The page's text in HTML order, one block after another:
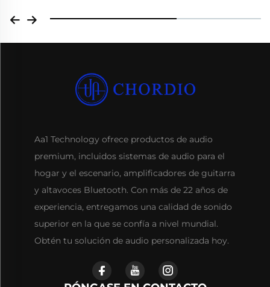
Aa1 Technology ofrece productos de audio
premium, incluidos sistemas de audio para el
hogar y el escenario, amplificadores de guitarra
y altavoces Bluetooth. Con más de 22 años de
experiencia, entregamos una calidad de sonido
superior en la que se confía a nivel mundial.
Obtén tu solución de audio personalizada hoy.